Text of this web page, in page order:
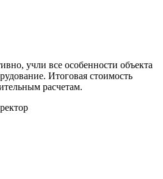
учли все особенности объекта
Итоговая стоимость
расчетам.